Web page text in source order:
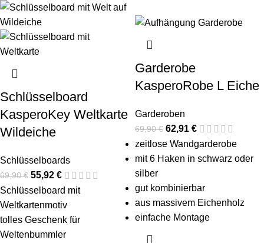
Schlüsselboard
KasperoKey Weltkarte
Wildeiche
Schlüsselboards
69,90€ 55,92 €
Schlüsselboard mit
Weltkartenmotiv
tolles Geschenk für
Weltenbummler
Garderobe
KasperoRobe L Eiche
Garderoben
69,90€ 62,91 €
zeitlose Wandgarderobe
mit 6 Haken in schwarz oder
silber
gut kombinierbar
aus massivem Eichenholz
einfache Montage